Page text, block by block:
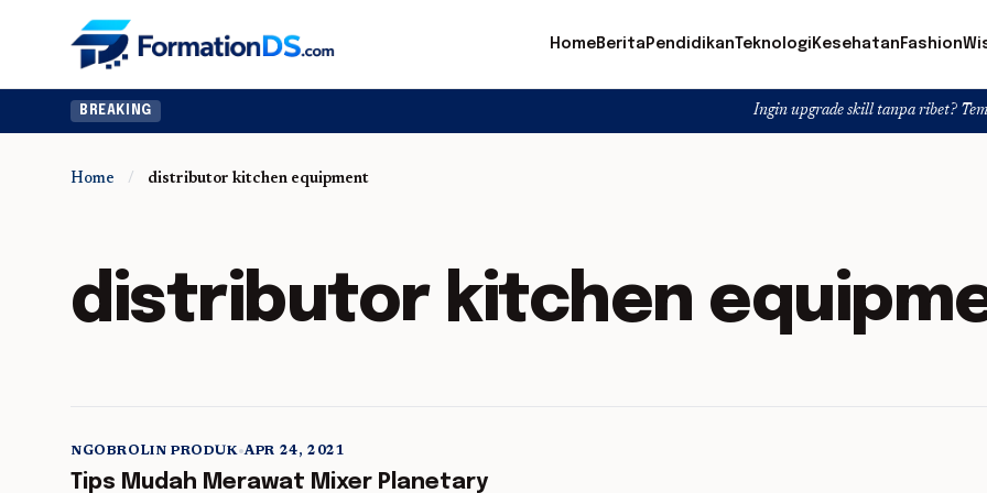
HomeBerita PendidikanTeknologi Kesehatan Fashion
BREAKING Ingin upgrade skill tanpa ribet? Temukan
Home / distributor kitchen equipment
distributor kitchen
5 min read
NGOBROLIN PRODUK•APR 24, 2021
Tips Mudah Merawat Mixer Planetary